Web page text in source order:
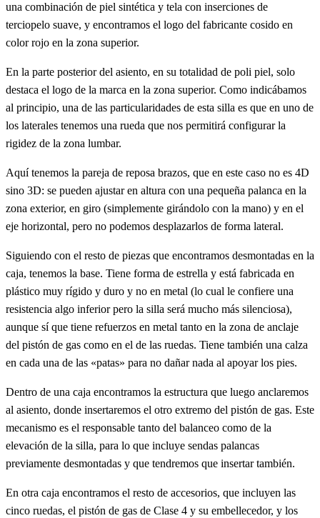
una combinación de piel sintética y tela con inserciones de
terciopelo suave, y encontramos el logo del fabricante cosido en
color rojo en la zona superior.
En la parte posterior del asiento, en su totalidad de poli piel, solo
destaca el logo de la marca en la zona superior. Como indicábamos
al principio, una de las particularidades de esta silla es que en uno de
los laterales tenemos una rueda que nos permitirá configurar la
rigidez de la zona lumbar.
Aquí tenemos la pareja de reposa brazos, que en este caso no es 4D
sino 3D: se pueden ajustar en altura con una pequeña palanca en la
zona exterior, en giro (simplemente girándolo con la mano) y en el
eje horizontal, pero no podemos desplazarlos de forma lateral.
Siguiendo con el resto de piezas que encontramos desmontadas en la
caja, tenemos la base. Tiene forma de estrella y está fabricada en
plástico muy rígido y duro y no en metal (lo cual le confiere una
resistencia algo inferior pero la silla será mucho más silenciosa),
aunque sí que tiene refuerzos en metal tanto en la zona de anclaje
del pistón de gas como en el de las ruedas. Tiene también una calza
en cada una de las «patas» para no dañar nada al apoyar los pies.
Dentro de una caja encontramos la estructura que luego anclaremos
al asiento, donde insertaremos el otro extremo del pistón de gas. Este
mecanismo es el responsable tanto del balanceo como de la
elevación de la silla, para lo que incluye sendas palancas
previamente desmontadas y que tendremos que insertar también.
En otra caja encontramos el resto de accesorios, que incluyen las
cinco ruedas, el pistón de gas de Clase 4 y su embellecedor, y los